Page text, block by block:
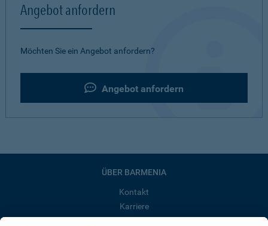
Angebot anfordern
Möchten Sie ein Angebot anfordern?
Angebot anfordern
ÜBER BARMENIA
Kontakt
Karriere
Presse